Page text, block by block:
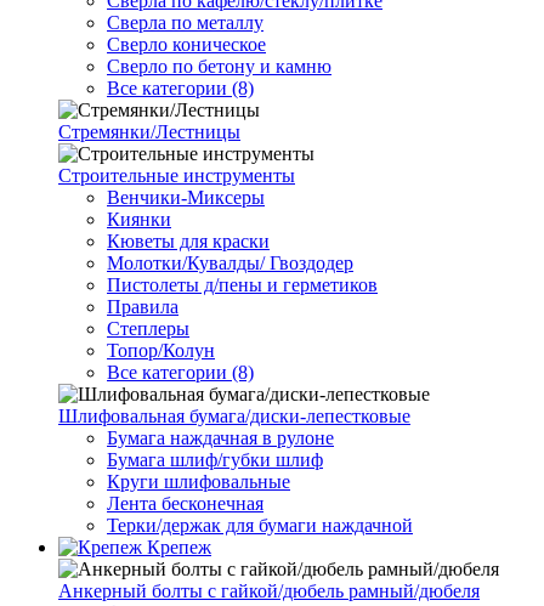
Сверла по металлу
Сверло коническое
Сверло по бетону и камню
Все категории (8)
Стремянки/Лестницы
Строительные инструменты
Венчики-Миксеры
Киянки
Кюветы для краски
Молотки/Кувалды/ Гвоздодер
Пистолеты д/пены и герметиков
Правила
Степлеры
Топор/Колун
Все категории (8)
Шлифовальная бумага/диски-лепестковые
Бумага наждачная в рулоне
Бумага шлиф/губки шлиф
Круги шлифовальные
Лента бесконечная
Терки/держак для бумаги наждачной
Крепеж
Анкерный болты с гайкой/дюбель рамный/дюбеля